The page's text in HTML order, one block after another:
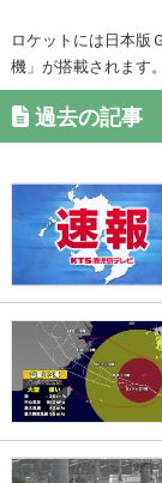
ロケットには日本版
機」が搭載されます。
過去の記事